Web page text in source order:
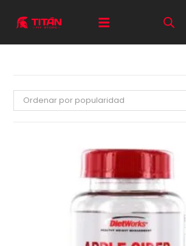
Ordenar por popularidad